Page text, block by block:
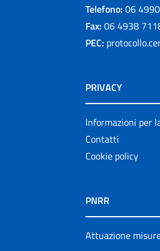
Telefono: 06
Fax: 06 4938
PEC:
PRIVACY
Informazioni per
Contatti
Cookie policy
PNRR
Attuazione